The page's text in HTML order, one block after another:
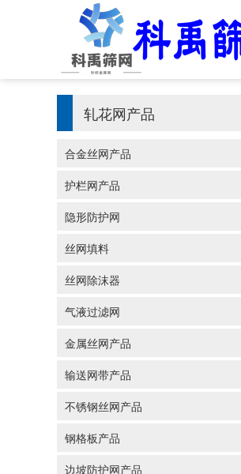
轧花网产品
合金丝网产品
护栏网产品
隐形防护网
丝网填料
丝网除沫器
气液过滤网
金属丝网产品
输送网带产品
不锈钢丝网产品
钢格板产品
边坡防护网产品